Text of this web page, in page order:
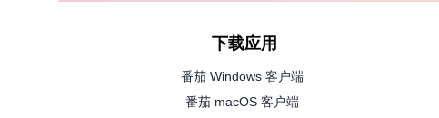
下载应用
番茄 Windows 客户端
番茄 macOS 客户端